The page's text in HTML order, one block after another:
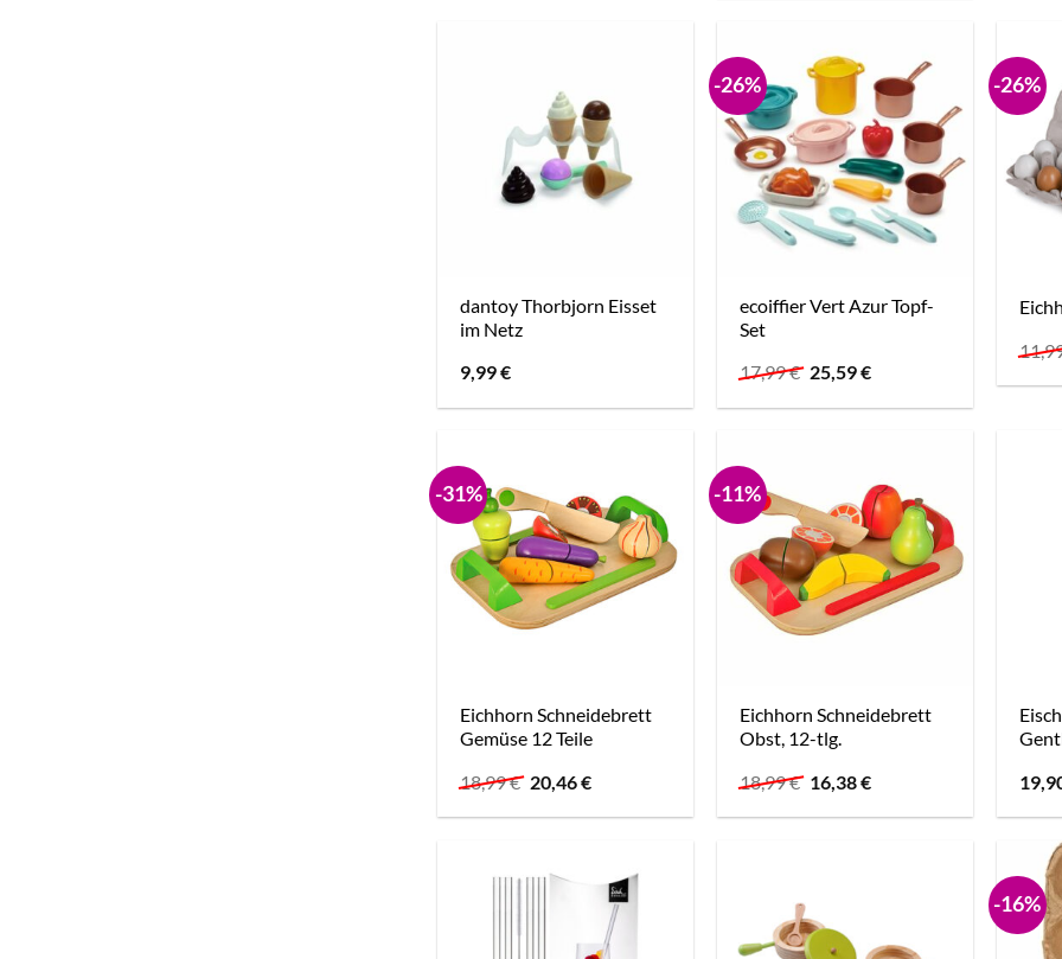
dantoy Thorbjorn Eisset
im Netz
9,99€
-26%
ecoiffier Vert Azur Topf-
Set
17,99€ Ursprünglicher
Preis
war:
25,59€Aktueller
ist:
-26%
-31%
Eichhorn Schneidebrett
Gemüse 12 Teile
18,99€ Ursprünglicher
Preis
war:
20,46€Aktueller
ist:
-11%
Eichhorn Schneidebrett
Obst, 12-tlg.
18,99€ Ursprünglicher
Preis
war:
16,38€Aktueller
ist:
-16%